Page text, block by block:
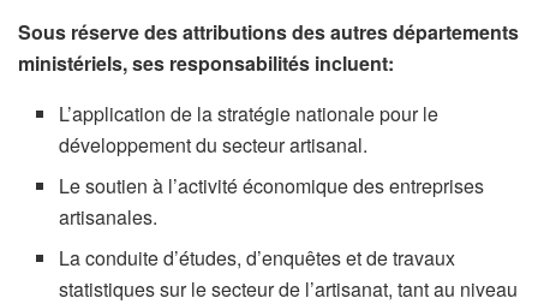
Sous réserve des attributions des autres départements
ministériels, ses responsabilités incluent:
L’application de la stratégie nationale pour le
développement du secteur artisanal.
Le soutien à l’activité économique des entreprises
artisanales.
La conduite d’études, d’enquêtes et de travaux
statistiques sur le secteur de l’artisanat, tant au niveau